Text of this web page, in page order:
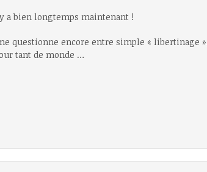
a bien longtemps maintenant !
encore entre simple « libertinage
tant de monde …